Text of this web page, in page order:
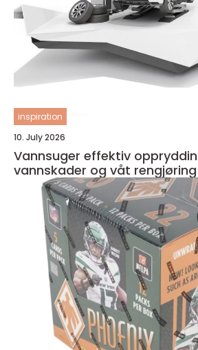
inspiration
10. July 2026
Vannsuger effektiv opprydding ved
vannskader og våt rengjøring